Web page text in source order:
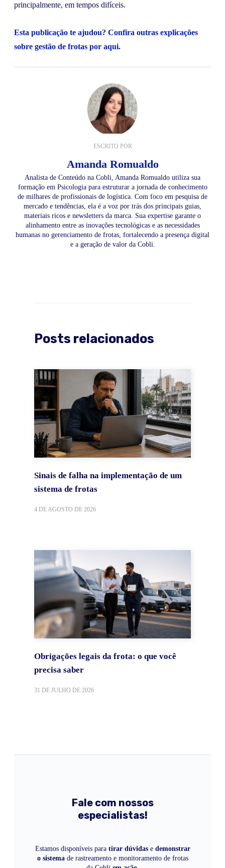
principalmente, em tempos difíceis.
Esta publicação te ajudou? Confira outras explicações
sobre gestão de frotas por aqui.
ESCRITO POR
Amanda Romualdo
Analista de Conteúdo na Cobli, Amanda Romualdo utiliza sua
formação em Psicologia para estruturar a jornada de conhecimento
de milhares de profissionais de logística. Com foco em pesquisa de
mercado e tendências, ela é a voz por trás dos principais guias,
materiais ricos e newsletters da marca. Sua expertise garante o
alinhamento entre as inovações tecnológicas e as necessidades
humanas no gerenciamento de frotas, fortalecendo a presença digital
e a geração de valor da Cobli.
Posts relacionados
Sinais de falha na implementação de um
sistema de frotas
4 DE AGOSTO DE 2026
Obrigações legais da frota: o que você
precisa saber
31 DE JULHO DE 2026
Fale com nossos
especialistas!
Estamos disponíveis para tirar dúvidase demonstrar
o sistemade rastreamento e monitoramento de frotas